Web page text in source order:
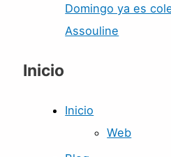
Domingo ya es
Assouline
Inicio
Inicio
Web